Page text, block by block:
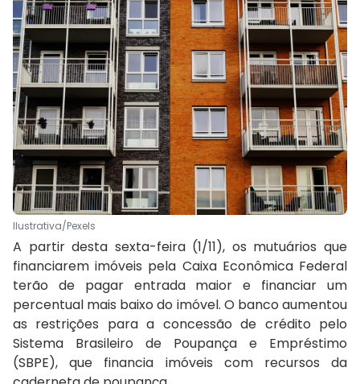
Ilustrativa/Pexels
A partir desta sexta-feira (1/11), os mutuários que
financiarem imóveis pela Caixa Econômica Federal
terão de pagar entrada maior e financiar um
percentual mais baixo do imóvel. O banco aumentou
as restrições para a concessão de crédito pelo
Sistema Brasileiro de Poupança e Empréstimo
(SBPE), que financia imóveis com recursos da